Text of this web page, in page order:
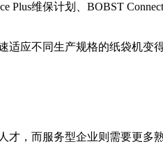
维保计划、BOBST
应不同生产规格的纸袋机变
，而服务型企业则需要更多